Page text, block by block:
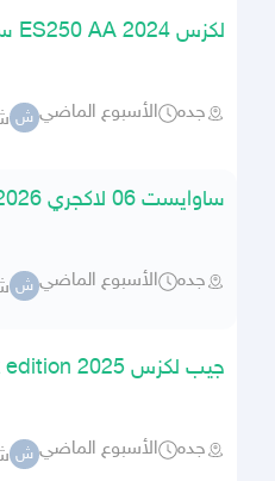
لكزس ES250 AA 2024 سعودي بنزين أسود داخل جملي
جده الأسبوع الماضي ش
ساوايست 06 لاكجري 2026 أبيض بأقل سعر داخل بيج
جده الأسبوع الماضي ش
جيب لكزس LX 600 vip Black edition 2025 أبيض ربح صفر
جده الأسبوع الماضي ش